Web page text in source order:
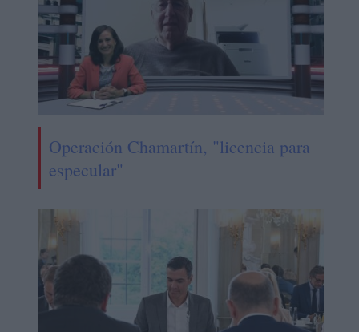
Operación Chamartín, "licencia para
especular"